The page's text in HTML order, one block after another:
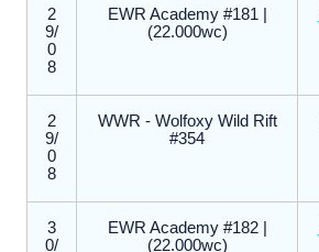
2
9/
0
8
EWR Academy #181 |
(22.000wc)
2
9/
0
8
WWR - Wolfoxy Wild Rift
#354
3
0/
EWR Academy #182 |
(22.000wc)